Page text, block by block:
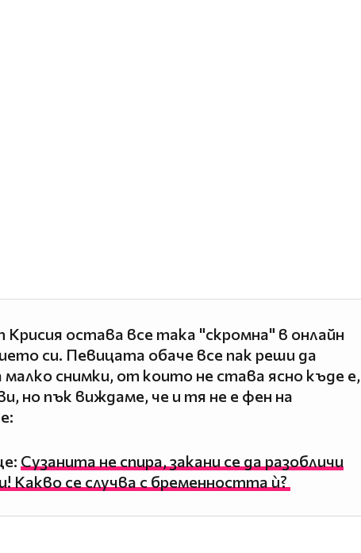
остава все така "скромна" в онлайн
си. Певицата обаче все пак реши да
малко снимки, от които не става ясно къде е,
но пък виждаме, че и тя не е фен на
Сузанита не спира, закани се да разобличи
Какво се случва с бременността ѝ?